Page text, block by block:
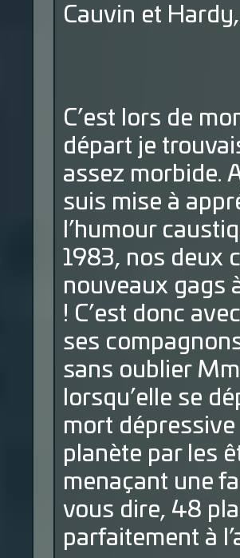
Cauvin et
C’est lors de
départ je
assez morbide.
suis mise à
l’humour
1983, nos deux
nouveaux gags
! C’est donc
ses
sans oublier
lorsqu’elle se
mort
planète par les
menaçant une
vous dire, 48
parfaitement à